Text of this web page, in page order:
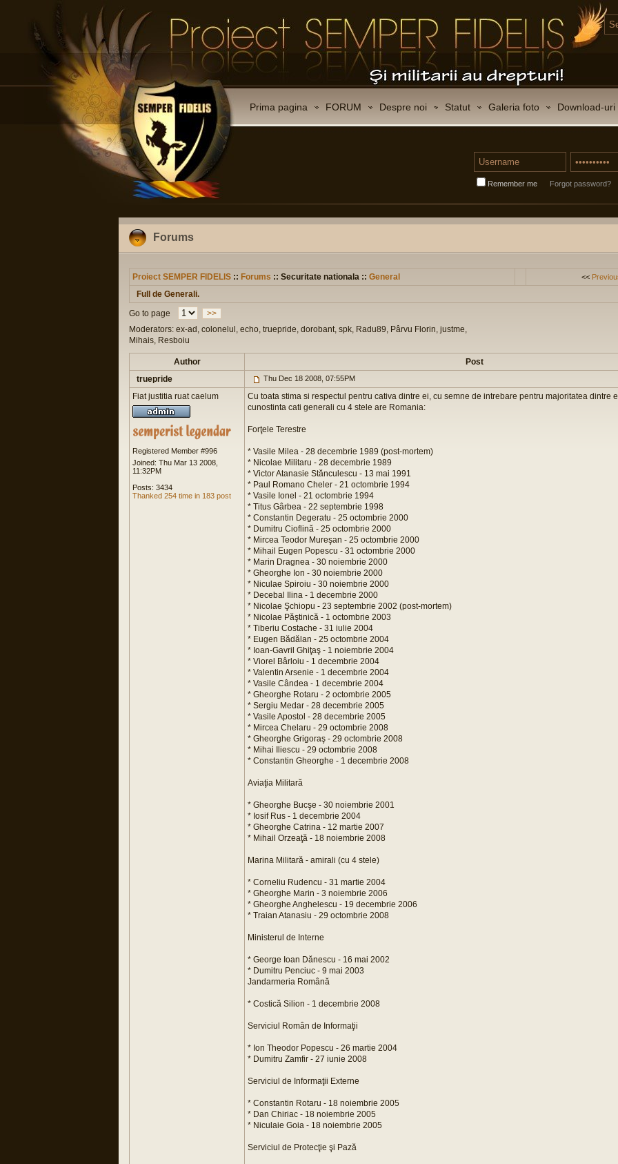
Prima pagina FORUM Despre noi Statut Galeria foto Download-uri
Remember me Forgot password?
Forums
Proiect SEMPER FIDELIS :: Forums :: Securitate nationala :: General <<
Full de Generali.
Go to page
>>
Moderators: ex-ad, colonelul, echo, truepride, dorobant, spk, Radu89, Pârvu Florin, justme,
Mihais, Resboiu
Author
Post
truepride
Thu Dec 18 2008, 07:55PM
Fiat justitia ruat caelum
Registered Member #996
Joined: Thu Mar 13 2008,
11:32PM
Posts: 3434
Thanked 254 time in 183 post
Cu toata stima si respectul pentru cativa dintre ei, cu semne de intrebare pentru majoritatea dintre
cunostinta cati generali cu 4 stele are Romania:
Forţele Terestre
* Vasile Milea - 28 decembrie 1989 (post-mortem)
* Nicolae Militaru - 28 decembrie 1989
* Victor Atanasie Stănculescu - 13 mai 1991
* Paul Romano Cheler - 21 octombrie 1994
* Vasile Ionel - 21 octombrie 1994
* Titus Gârbea - 22 septembrie 1998
* Constantin Degeratu - 25 octombrie 2000
* Dumitru Cioflină - 25 octombrie 2000
* Mircea Teodor Mureşan - 25 octombrie 2000
* Mihail Eugen Popescu - 31 octombrie 2000
* Marin Dragnea - 30 noiembrie 2000
* Gheorghe Ion - 30 noiembrie 2000
* Niculae Spiroiu - 30 noiembrie 2000
* Decebal Ilina - 1 decembrie 2000
* Nicolae Şchiopu - 23 septembrie 2002 (post-mortem)
* Nicolae Păştinică - 1 octombrie 2003
* Tiberiu Costache - 31 iulie 2004
* Eugen Bădălan - 25 octombrie 2004
* Ioan-Gavril Ghiţaş - 1 noiembrie 2004
* Viorel Bârloiu - 1 decembrie 2004
* Valentin Arsenie - 1 decembrie 2004
* Vasile Cândea - 1 decembrie 2004
* Gheorghe Rotaru - 2 octombrie 2005
* Sergiu Medar - 28 decembrie 2005
* Vasile Apostol - 28 decembrie 2005
* Mircea Chelaru - 29 octombrie 2008
* Gheorghe Grigoraş - 29 octombrie 2008
* Mihai Iliescu - 29 octombrie 2008
* Constantin Gheorghe - 1 decembrie 2008
Aviaţia Militară
* Gheorghe Bucşe - 30 noiembrie 2001
* Iosif Rus - 1 decembrie 2004
* Gheorghe Catrina - 12 martie 2007
* Mihail Orzeaţă - 18 noiembrie 2008
Marina Militară - amirali (cu 4 stele)
* Corneliu Rudencu - 31 martie 2004
* Gheorghe Marin - 3 noiembrie 2006
* Gheorghe Anghelescu - 19 decembrie 2006
* Traian Atanasiu - 29 octombrie 2008
Ministerul de Interne
* George Ioan Dănescu - 16 mai 2002
* Dumitru Penciuc - 9 mai 2003
Jandarmeria Română
* Costică Silion - 1 decembrie 2008
Serviciul Român de Informaţii
* Ion Theodor Popescu - 26 martie 2004
* Dumitru Zamfir - 27 iunie 2008
Serviciul de Informaţii Externe
* Constantin Rotaru - 18 noiembrie 2005
* Dan Chiriac - 18 noiembrie 2005
* Niculaie Goia - 18 noiembrie 2005
Serviciul de Protecţie şi Pază